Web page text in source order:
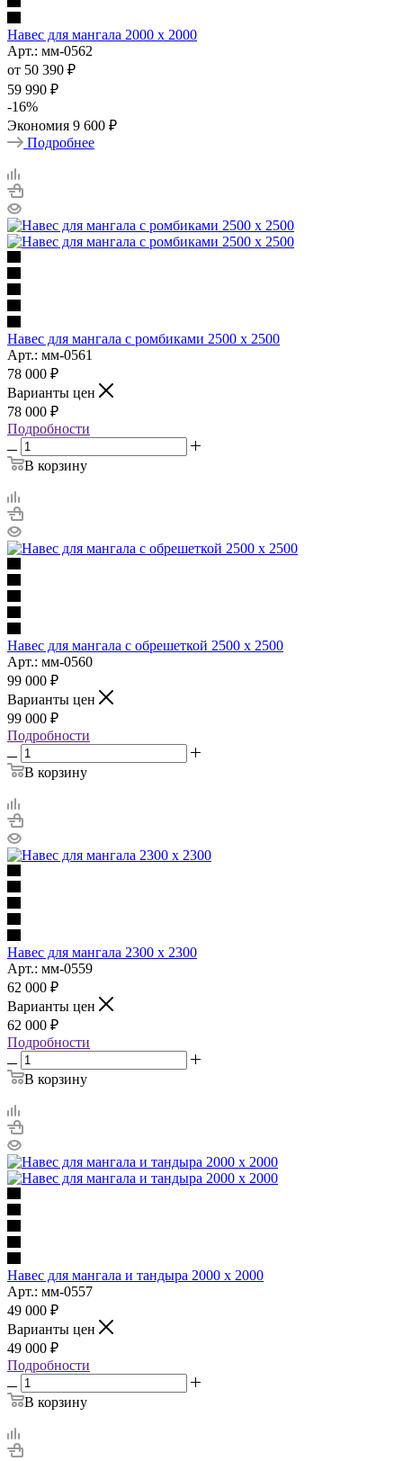
Навес для мангала 2000 х 2000
Арт.: мм-0562
от 50 390 ₽
59 990 ₽
-16%
Экономия 9 600 ₽
Подробнее
Навес для мангала с ромбиками 2500 х 2500
Арт.: мм-0561
78 000 ₽
Варианты цен
78 000 ₽
Подробности
В корзину
Навес для мангала с обрешеткой 2500 х 2500
Арт.: мм-0560
99 000 ₽
Варианты цен
99 000 ₽
Подробности
В корзину
Навес для мангала 2300 х 2300
Арт.: мм-0559
62 000 ₽
Варианты цен
62 000 ₽
Подробности
В корзину
Навес для мангала и тандыра 2000 х 2000
Арт.: мм-0557
49 000 ₽
Варианты цен
49 000 ₽
Подробности
В корзину